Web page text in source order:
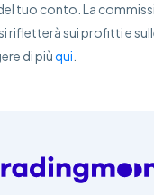
tuo conto. La
rifletterà sui profitti e
di piùqui